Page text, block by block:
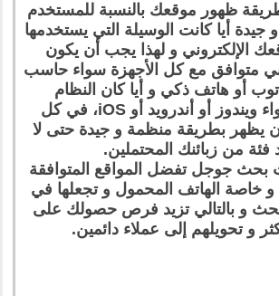
ظهور موقعك بالنسبة للمستخدم
أيا كانت الوسيلة التي يستخدمها
الإلكتروني و لهذا يجب أن يكون
متوافق مع كل الأجهزة سواء حاسب
أو هاتف ذكي و أيا كان النظام
المستخدم سواء ويندوز أو أندرويد أو iOS، في كل
يظهر بطريقة منظمة و جيدة حتى لا
فئة من زبائنك المحتملين.
بحث جوجل تفضل المواقع المتوافقة
و خاصة الهاتف المحمول و تجعلها في
و بالتالي تزيد فرص حصولك على
و تحويلهم إلى عملاء دائمين.